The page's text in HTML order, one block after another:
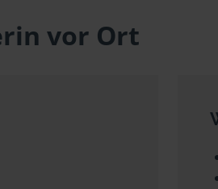
vor Ort